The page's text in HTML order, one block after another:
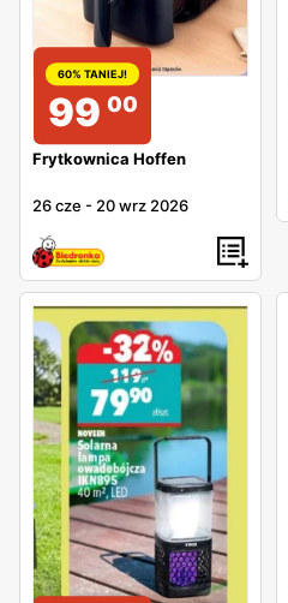
60% TANIEJ!
99 00
Frytkownica Hoffen
26 cze - 20 wrz 2026